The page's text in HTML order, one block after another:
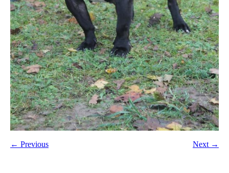
← Previous Next →